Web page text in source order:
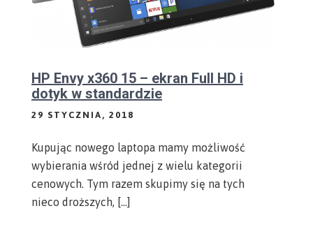
HP Envy x360 15 – ekran Full HD i
dotyk w standardzie
29 STYCZNIA, 2018
Kupując nowego laptopa mamy możliwość
wybierania wśród jednej z wielu kategorii
cenowych. Tym razem skupimy się na tych
nieco droższych, […]